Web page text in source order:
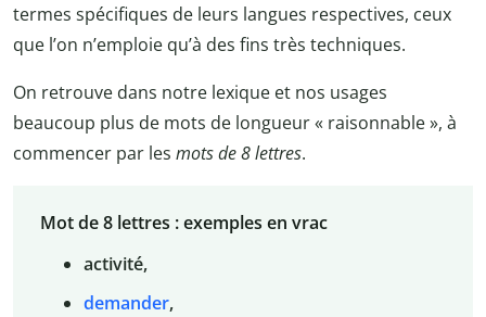
termes spécifiques de leurs langues respectives, ceux
que l’on n’emploie qu’à des fins très techniques.
On retrouve dans notre lexique et nos usages
beaucoup plus de mots de longueur « raisonnable », à
commencer par les mots de 8 lettres.
Mot de 8 lettres : exemples en vrac
activité,
demander,